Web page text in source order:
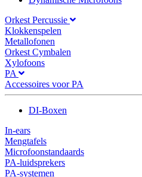
Orkest Percussie
Klokkenspelen
Metallofonen
Orkest Cymbalen
Xylofoons
PA
Accessoires voor PA
DI-Boxen
In-ears
Mengtafels
Microfoonstandaards
PA-luidsprekers
PA-systemen